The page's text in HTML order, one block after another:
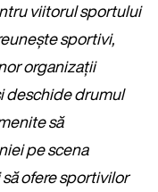
viitorul sportului
sportivi,
organizații
deschide drumul
să
pe scena
ofere sportivilor